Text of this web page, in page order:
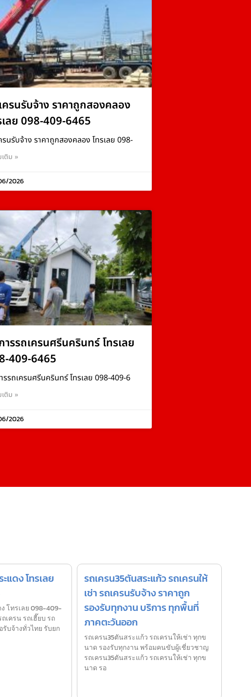
ครนรับจ้าง ราคาถูกสองคลอง
เลย 098-409-6465
รนรับจ้าง ราคาถูกสองคลอง โทรเลย 098-
ติม »
2026
ารรถเครนศรีนครินทร์ โทรเลย
409-6465
รรถเครนศรีนครินทร์ โทรเลย 098-409-6
ติม »
2026
แดง โทรเลย
โทรเลย 098-409-
เครน รถเฮี๊ยบ รถ
รับจ้างทั่วไทย รับยก
รถเครน35ตันสระแก้ว รถเครนให้
เช่า รถเครนรับจ้าง ราคาถูก
รองรับทุกงาน บริการ ทุกพื้นที่
ภาคตะวันออก
รถเครน35ตันสระแก้ว รถเครนให้เช่า ทุกข
นาด รองรับทุกงาน พร้อมคนขับผู้เชี่ยวชาญ
รถเครน35ตันสระแก้ว รถเครนให้เช่า ทุกข
นาด รอ